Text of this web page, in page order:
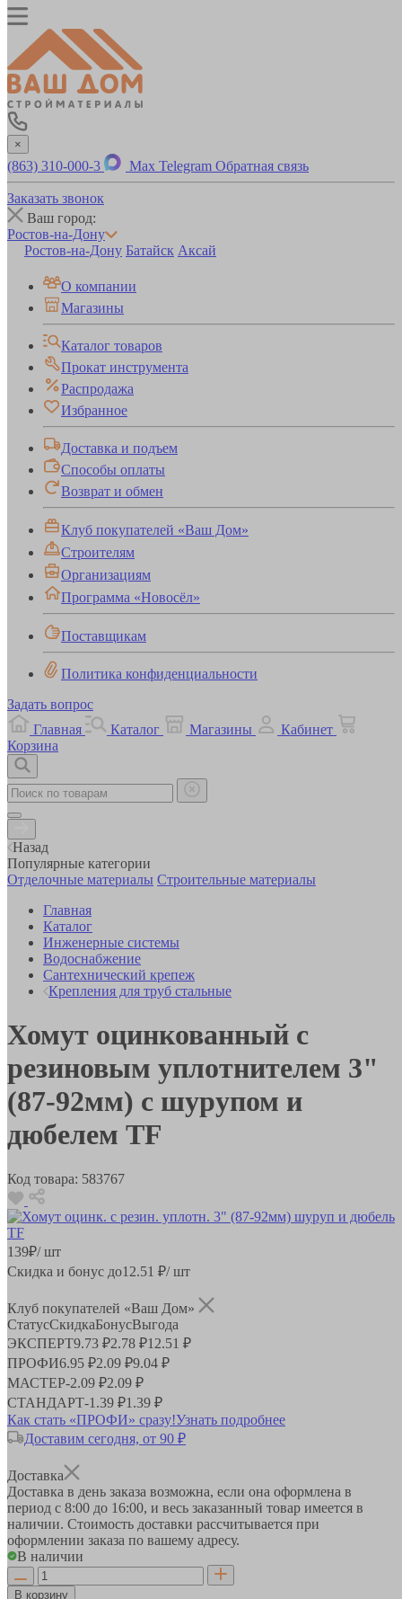
×
(863) 310-000-3 Max Telegram Обратная связь
Заказать звонок
Ваш город:
Ростов-на-Дону
Ростов-на-Дону Батайск Аксай
О компании
Магазины
Каталог товаров
Прокат инструмента
Распродажа
Избранное
Доставка и подъем
Способы оплаты
Возврат и обмен
Клуб покупателей «Ваш Дом»
Строителям
Организациям
Программа «Новосёл»
Поставщикам
Политика конфиденциальности
Задать вопрос
Главная
Каталог Магазины
Кабинет
Корзина
Назад
Популярные категории
Отделочные материалы Строительные материалы
Главная
Каталог
Инженерные системы
Водоснабжение
Сантехнический крепеж
Крепления для труб стальные
Хомут оцинкованный с
резиновым уплотнителем 3"
(87-92мм) с шурупом и
дюбелем TF
Код товара: 583767
139₽/ шт
Скидка и бонус до12.51 ₽/ шт
Клуб покупателей «Ваш Дом»
СтатусСкидкаБонусВыгода
ЭКСПЕРТ9.73 ₽2.78 ₽12.51 ₽
ПРОФИ6.95 ₽2.09 ₽9.04 ₽
МАСТЕР-2.09 ₽2.09 ₽
СТАНДАРТ-1.39 ₽1.39 ₽
Как стать «ПРОФИ» сразу!Узнать подробнее
Доставим сегодня, от 90 ₽
Доставка
Доставка в день заказа возможна, если она оформлена в
период с 8:00 до 16:00, и весь заказанный товар имеется в
наличии. Стоимость доставки рассчитывается при
оформлении заказа по вашему адресу.
В наличии
В корзину